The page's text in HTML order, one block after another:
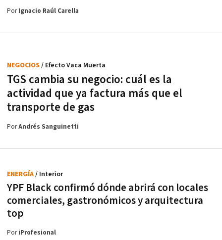
PorIgnacio Raúl Carella
TGS cambia su negocio: cuál es la
actividad que ya factura más que el
transporte de gas
NEGOCIOS / Efecto Vaca Muerta
PorAndrés Sanguinetti
YPF Black confirmó dónde abrirá con locales
comerciales, gastronómicos y arquitectura
top
ENERGÍA/ Interior
PoriProfesional